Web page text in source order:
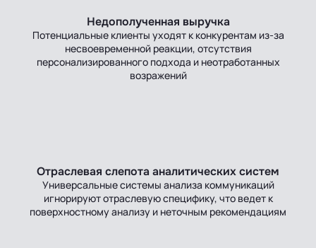
Недополученная выручка
Потенциальные клиенты уходят к конкурентам из‑за
несвоевременной реакции, отсутствия
персонализированного подхода и неотработанных
возражений
Отраслевая слепота аналитических систем
Универсальные системы анализа коммуникаций
игнорируют отраслевую специфику, что ведет к
поверхностному анализу и неточным рекомендациям